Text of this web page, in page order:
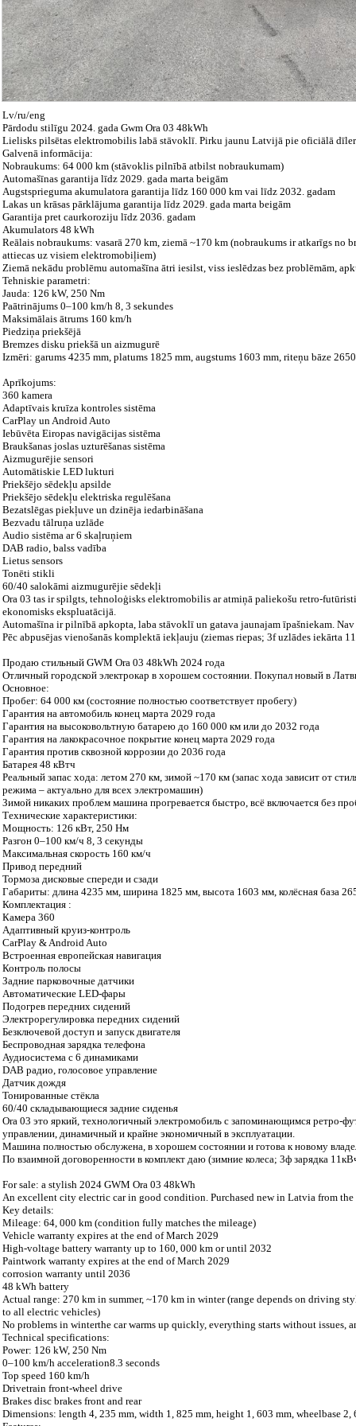
Lv/ru/eng
Pārdodu stilīgu 2024. gada Gwm Ora 03 48kWh
Lielisks pilsētas elektromobilis labā stāvoklī. Pirku jaunu Latvijā pie oficiālā
Galvenā informācija:
Nobraukums: 64 000 km (stāvoklis pilnībā atbilst nobraukumam)
Automašīnas garantija līdz 2029. gada marta beigām
Augstsprieguma akumulatora garantija līdz 160 000 km vai līdz 2032. gadam
Lakas un krāsas pārklājuma garantija līdz 2029. gada marta beigām
Garantija pret caurkoroziju līdz 2036. gadam
Akumulators 48 kWh
Reālais nobraukums: vasarā 270 km, ziemā ~170 km (nobraukums ir atkarīgs no
attiecas uz visiem elektromobiļiem)
Ziemā nekādu problēmu automašīna ātri iesilst, viss ieslēdzas bez problēmām,
Tehniskie parametri:
Jauda: 126 kW, 250 Nm
Paātrinājums 0–100 km/h 8, 3 sekundes
Maksimālais ātrums 160 km/h
Piedziņa priekšējā
Bremzes disku priekšā un aizmugurē
Izmēri: garums 4235 mm, platums 1825 mm, augstums 1603 mm, riteņu bāze
Aprīkojums:
360 kamera
Adaptīvais kruīza kontroles sistēma
CarPlay un Android Auto
Iebūvēta Eiropas navigācijas sistēma
Braukšanas joslas uzturēšanas sistēma
Aizmugurējie sensori
Automātiskie LED lukturi
Priekšējo sēdekļu apsilde
Priekšējo sēdekļu elektriska regulēšana
Bezatslēgas piekļuve un dzinēja iedarbināšana
Bezvadu tālruņa uzlāde
Audio sistēma ar 6 skaļruņiem
DAB radio, balss vadība
Lietus sensors
Tonēti stikli
60/40 salokāmi aizmugurējie sēdekļi
Ora 03 tas ir spilgts, tehnoloģisks elektromobilis ar atmiņā paliekošu retro-
ekonomisks ekspluatācijā.
Automašīna ir pilnībā apkopta, laba stāvoklī un gatava jaunajam īpašniekam.
Pēc abpusējas vienošanās komplektā iekļauju (ziemas riepas; 3f uzlādes iekārta
Продаю стильный GWM Ora 03 48kWh 2024 года
Отличный городской электрокар в хорошем состоянии. Покупал новый в
Основное:
Пробег: 64 000 км (состояние полностью соответствует пробегу)
Гарантия на автомобиль конец марта 2029 года
Гарантия на высоковольтную батарею до 160 000 км или до 2032 года
Гарантия на лакокрасочное покрытие конец марта 2029 года
Гарантия против сквозной коррозии до 2036 года
Батарея 48 кВтч
Реальный запас хода: летом 270 км, зимой ~170 км (запас хода зависит от
режима – актуально для всех электромашин)
Зимой никаких проблем машина прогревается быстро, всё включается без
Технические характеристики:
Мощность: 126 кВт, 250 Нм
Разгон 0–100 км/ч 8, 3 секунды
Максимальная скорость 160 км/ч
Привод передний
Тормоза дисковые спереди и сзади
Габариты: длина 4235 мм, ширина 1825 мм, высота 1603 мм, колёсная база
Комплектация :
Камера 360
Адаптивный круиз-контроль
CarPlay & Android Auto
Встроенная европейская навигация
Контроль полосы
Задние парковочные датчики
Автоматические LED-фары
Подогрев передних сидений
Электрорегулировка передних сидений
Безключевой доступ и запуск двигателя
Беспроводная зарядка телефона
Аудиосистема с 6 динамиками
DAB радио, голосовое управление
Датчик дождя
Тонированные стёкла
60/40 складывающиеся задние сиденья
Ora 03 это яркий, технологичный электромобиль с запоминающимся ретро-
управлении, динамичный и крайне экономичный в эксплуатации.
Машина полностью обслужена, в хорошем состоянии и готова к новому
По взаимной договоренности в комплект даю (зимние колеса; 3ф зарядка
For sale: a stylish 2024 GWM Ora 03 48kWh
An excellent city electric car in good condition. Purchased new in Latvia from
Key details:
Mileage: 64, 000 km (condition fully matches the mileage)
Vehicle warranty expires at the end of March 2029
High-voltage battery warranty up to 160, 000 km or until 2032
Paintwork warranty expires at the end of March 2029
corrosion warranty until 2036
48 kWh battery
Actual range: 270 km in summer, ~170 km in winter (range depends on driving
to all electric vehicles)
No problems in winterthe car warms up quickly, everything starts without issues,
Technical specifications:
Power: 126 kW, 250 Nm
0–100 km/h acceleration8.3 seconds
Top speed 160 km/h
Drivetrain front-wheel drive
Brakes disc brakes front and rear
Dimensions: length 4, 235 mm, width 1, 825 mm, height 1, 603 mm, wheelbase 2,